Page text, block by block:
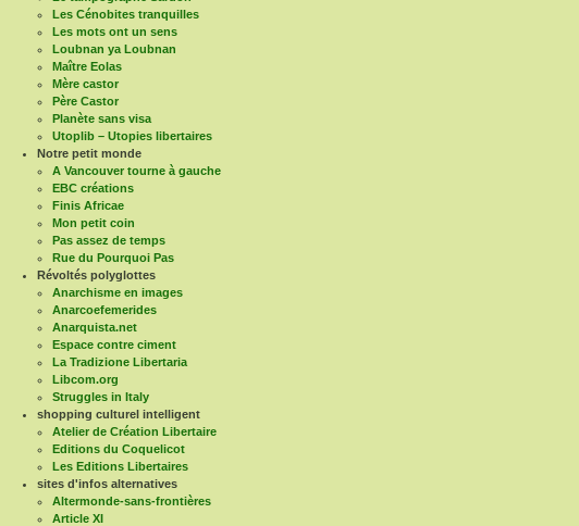
Les Cénobites tranquilles
Les mots ont un sens
Loubnan ya Loubnan
Maître Eolas
Mère castor
Père Castor
Planète sans visa
Utoplib – Utopies libertaires
Notre petit monde
A Vancouver tourne à gauche
EBC créations
Finis Africae
Mon petit coin
Pas assez de temps
Rue du Pourquoi Pas
Révoltés polyglottes
Anarchisme en images
Anarcoefemerides
Anarquista.net
Espace contre ciment
La Tradizione Libertaria
Libcom.org
Struggles in Italy
shopping culturel intelligent
Atelier de Création Libertaire
Editions du Coquelicot
Les Editions Libertaires
sites d'infos alternatives
Altermonde-sans-frontières
Article XI